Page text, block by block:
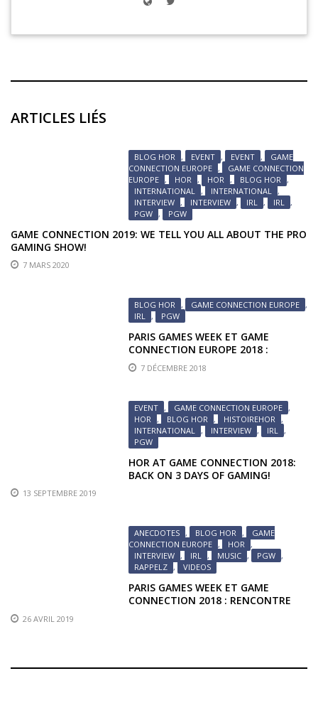
ARTICLES LIÉS
BLOG HOR , EVENT , EVENT ,
GAME
CONNECTION EUROPE ,
GAME CONNECTION
EUROPE , HOR , HOR , BLOG HOR ,
INTERNATIONAL , INTERNATIONAL ,
INTERVIEW , INTERVIEW , IRL , IRL ,
PGW , PGW
GAME CONNECTION 2019: WE TELL YOU ALL ABOUT THE PRO
GAMING SHOW!
7 MARS 2020
BLOG HOR , GAME CONNECTION EUROPE ,
IRL , PGW
PARIS GAMES WEEK ET GAME
CONNECTION EUROPE 2018 :
INTRODUCTION
7 DÉCEMBRE 2018
EVENT , GAME CONNECTION EUROPE ,
HOR
, BLOG HOR , HISTOIREHOR
,
INTERNATIONAL
, INTERVIEW , IRL
,
PGW
HOR AT GAME CONNECTION 2018:
BACK ON 3 DAYS OF GAMING!
13 SEPTEMBRE 2019
ANECDOTES , BLOG HOR ,
GAME
CONNECTION EUROPE , HOR ,
INTERVIEW , IRL , MUSIC , PGW ,
RAPPELZ , VIDEOS
PARIS GAMES WEEK ET GAME
CONNECTION 2018 : RENCONTRE
26 AVRIL 2019